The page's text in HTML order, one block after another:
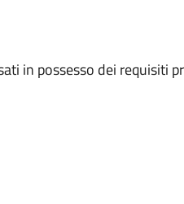
in possesso dei requisiti